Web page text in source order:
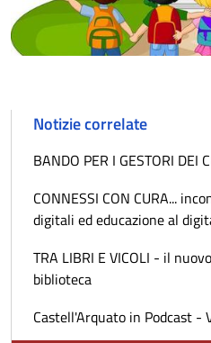
Notizie correlate
BANDO PER I GESTORI DEI
CONNESSI CON CURA...
digitali ed educazione al
TRA LIBRI E VICOLI - il
biblioteca
Castell'Arquato in Podcast -